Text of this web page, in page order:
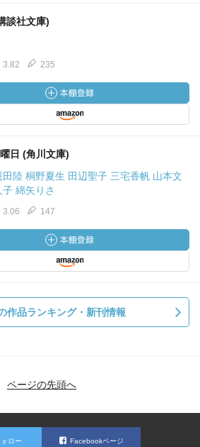
談社文庫)
3.82 235
日 (角川文庫)
陸 桐野夏生 田辺聖子 三宅香帆 山本文
綿矢りさ
3.06 147
作品ランキング・新刊情報
ページの先頭へ
ロー Facebookページ